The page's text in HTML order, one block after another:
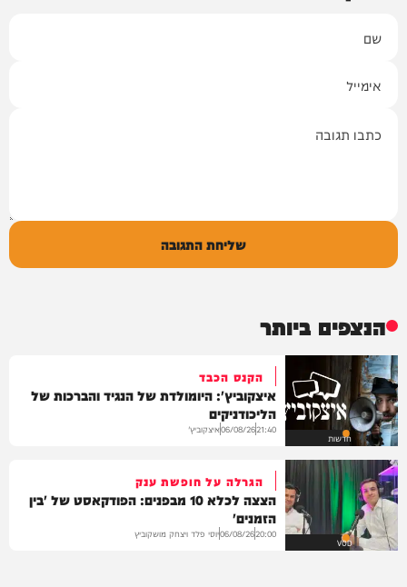
שליחת התגובה
הנצפים ביותר
חדשות
הקנס הכבד
איצקוביץ': היומולדת של הנגיד והברכות של
הליכודניקים
21:40
06/08/26איצקוביץ'
VOD
הגרלה על חופשת ענק
הצצה לכלא 10 מבפנים: הפודקאסט של 'בין
הזמנים'
20:00
06/08/26יוסי פלד ויצחק מושקוביץ